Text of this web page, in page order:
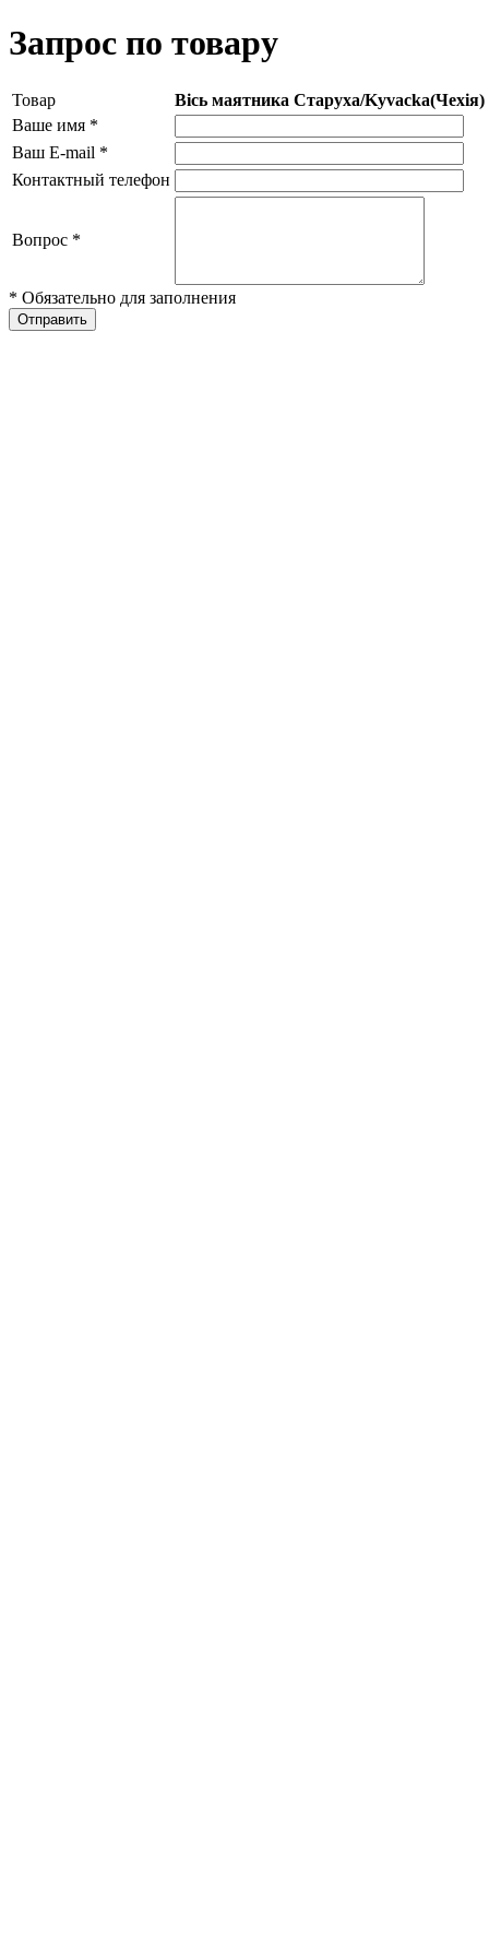
Запрос по товару
Товар
Вісь маятника Старуха/
Ваше имя *
Ваш E-mail *
Контактный телефон
Вопрос *
* Обязательно для заполнения
Отправить